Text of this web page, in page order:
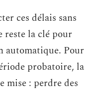
ces délais sans
reste la clé pour
automatique. Pour
probatoire, la
mise : perdre des